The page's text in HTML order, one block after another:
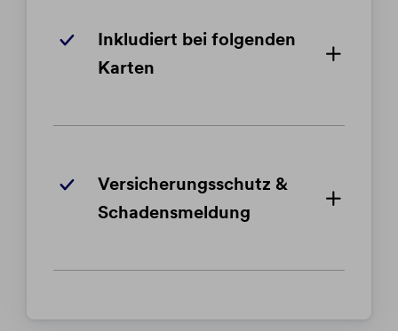
Inkludiert bei folgenden
Karten
Versicherungsschutz &
Schadensmeldung